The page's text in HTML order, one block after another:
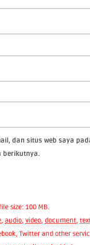
dan situs web saya
berikutnya.
size: 100 MB.
, audio, video, document,
Twitter and other